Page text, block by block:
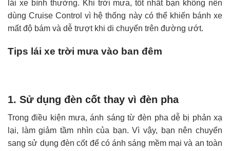
lái xe bình thường. Khi trời mưa, tốt nhất bạn không nên
dùng Cruise Control vì hệ thống này có thể khiến bánh xe
mất độ bám và dễ trượt khi di chuyển trên đường ướt.
Tips lái xe trời mưa vào ban đêm
1. Sử dụng đèn cốt thay vì đèn pha
Trong điều kiện mưa, ánh sáng từ đèn pha dễ bị phản xạ
lại, làm giảm tầm nhìn của bạn. Vì vậy, bạn nên chuyển
sang sử dụng đèn cốt để có ánh sáng mềm mại và an toàn